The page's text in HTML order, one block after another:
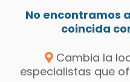
No encontramos
coincida
Cambia la
especialistas que